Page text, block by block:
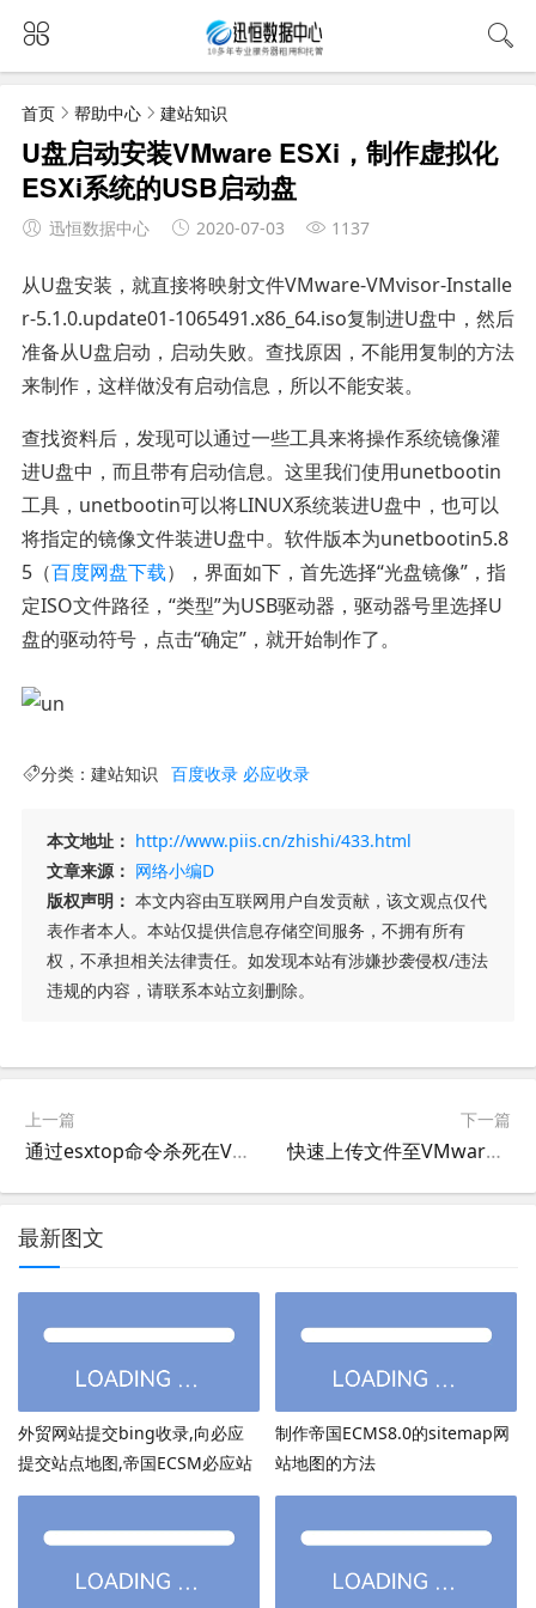
首页 帮助中心 建站知识
U盘启动安装VMware ESXi，制作虚拟化
ESXi系统的USB启动盘
迅恒数据中心 2020-07-03 1137
从U盘安装，就直接将映射文件VMware-VMvisor-Installe
r-5.1.0.update01-1065491.x86_64.iso复制进U盘中，然后
准备从U盘启动，启动失败。查找原因，不能用复制的方法
来制作，这样做没有启动信息，所以不能安装。
查找资料后，发现可以通过一些工具来将操作系统镜像灌
进U盘中，而且带有启动信息。这里我们使用unetbootin
工具，unetbootin可以将LINUX系统装进U盘中，也可以
将指定的镜像文件装进U盘中。软件版本为unetbootin5.8
5（百度网盘下载），界面如下，首先选择“光盘镜像”，指
定ISO文件路径，“类型”为USB驱动器，驱动器号里选择U
盘的驱动符号，点击“确定”，就开始制作了。
分类： 建站知识 百度收录 必应收录
本文地址： http://www.piis.cn/zhishi/433.html
文章来源： 网络小编D
版权声明： 本文内容由互联网用户自发贡献，该文观点仅代
表作者本人。本站仅提供信息存储空间服务，不拥有所有
权，不承担相关法律责任。如发现本站有涉嫌抄袭侵权/违法
违规的内容，请联系本站立刻删除。
上一篇
通过esxtop命令杀死在VMware vCenter中无响应卡死的虚拟机
下一篇
快速上传文件至VMware ESXi主机上
最新图文
外贸网站提交bing收录,向必应
提交站点地图,帝国ECSM必应站
点图sitemap提交
制作帝国ECMS8.0的sitemap网
站地图的方法